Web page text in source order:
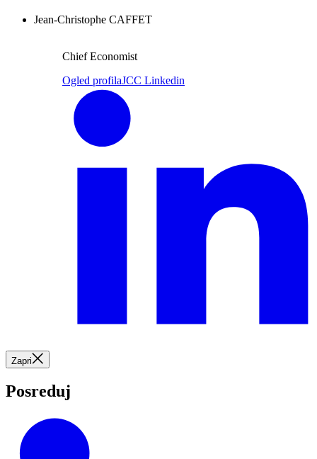
Jean-Christophe CAFFET
Chief Economist
Ogled profilaJCC Linkedin
Zapri
Posreduj